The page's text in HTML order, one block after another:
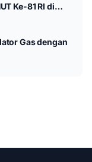
Ke-81 RI di
Gas dengan